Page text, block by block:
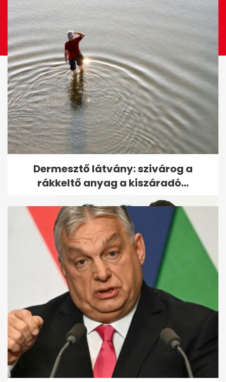
Így néz ki most a 40 éves
Natalia Oreiro, a Vad angyal
Így néznek ki ma a Három férfi
és egy bébi szereplői
Dermesztő látvány: szivárog a
rákkeltő anyag a kiszáradó...